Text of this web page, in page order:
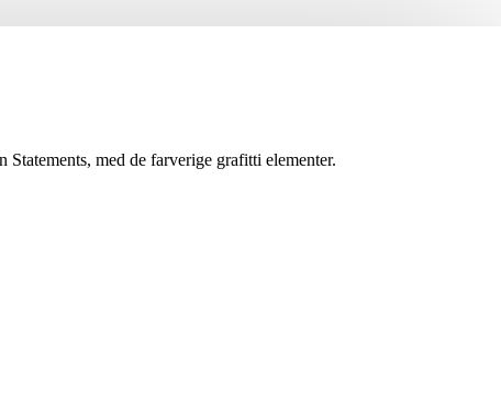
med de farverige grafitti elementer.